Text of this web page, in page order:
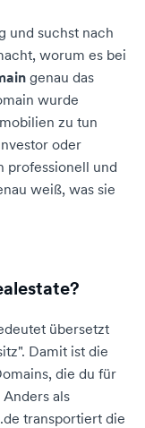
und suchst nach
worum es bei
genau das
wurde
zu tun
oder
professionell und
weiß, was sie
übersetzt
Damit ist die
die du für
als
transportiert die